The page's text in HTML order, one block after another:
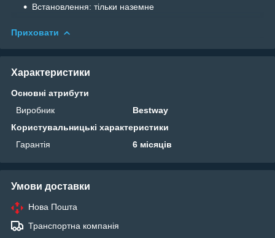
Встановлення: тільки наземне
Приховати
Характеристики
Основні атрибути
Виробник
Bestway
Користувальницькі характеристики
Гарантія
6 місяців
Умови доставки
Нова Пошта
Транспортна компанія